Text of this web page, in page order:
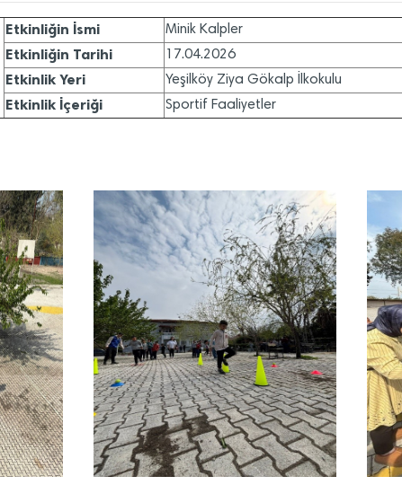
Etkinliğin İsmi Minik Kalpler
Etkinliğin Tarihi 17.04.2026
Etkinlik Yeri Yeşilköy Ziya Gökalp İlkokulu
Etkinlik İçeriği Sportif Faaliyetler